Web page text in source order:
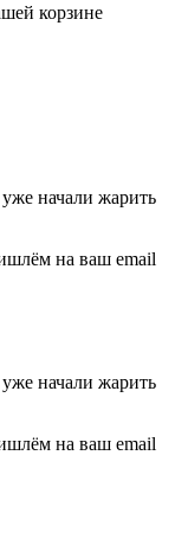
корзине
начали жарить
на ваш email
начали жарить
на ваш email